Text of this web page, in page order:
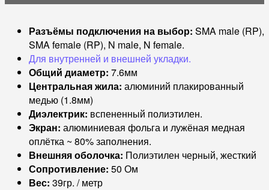
Разъёмы подключения на выбор: SMA male (RP),
SMA female (RP), N male, N female.
Для внутренней и внешней укладки.
Общий диаметр: 7.6мм
Центральная жила: алюминий плакированный
медью (1.8мм)
Диэлектрик: вспененный полиэтилен.
Экран: алюминиевая фольга и лужёная медная
оплётка ~ 80% заполнения.
Внешняя оболочка: Полиэтилен черный, жесткий
Сопротивление: 50 Ом
Вес: 39гр. / метр